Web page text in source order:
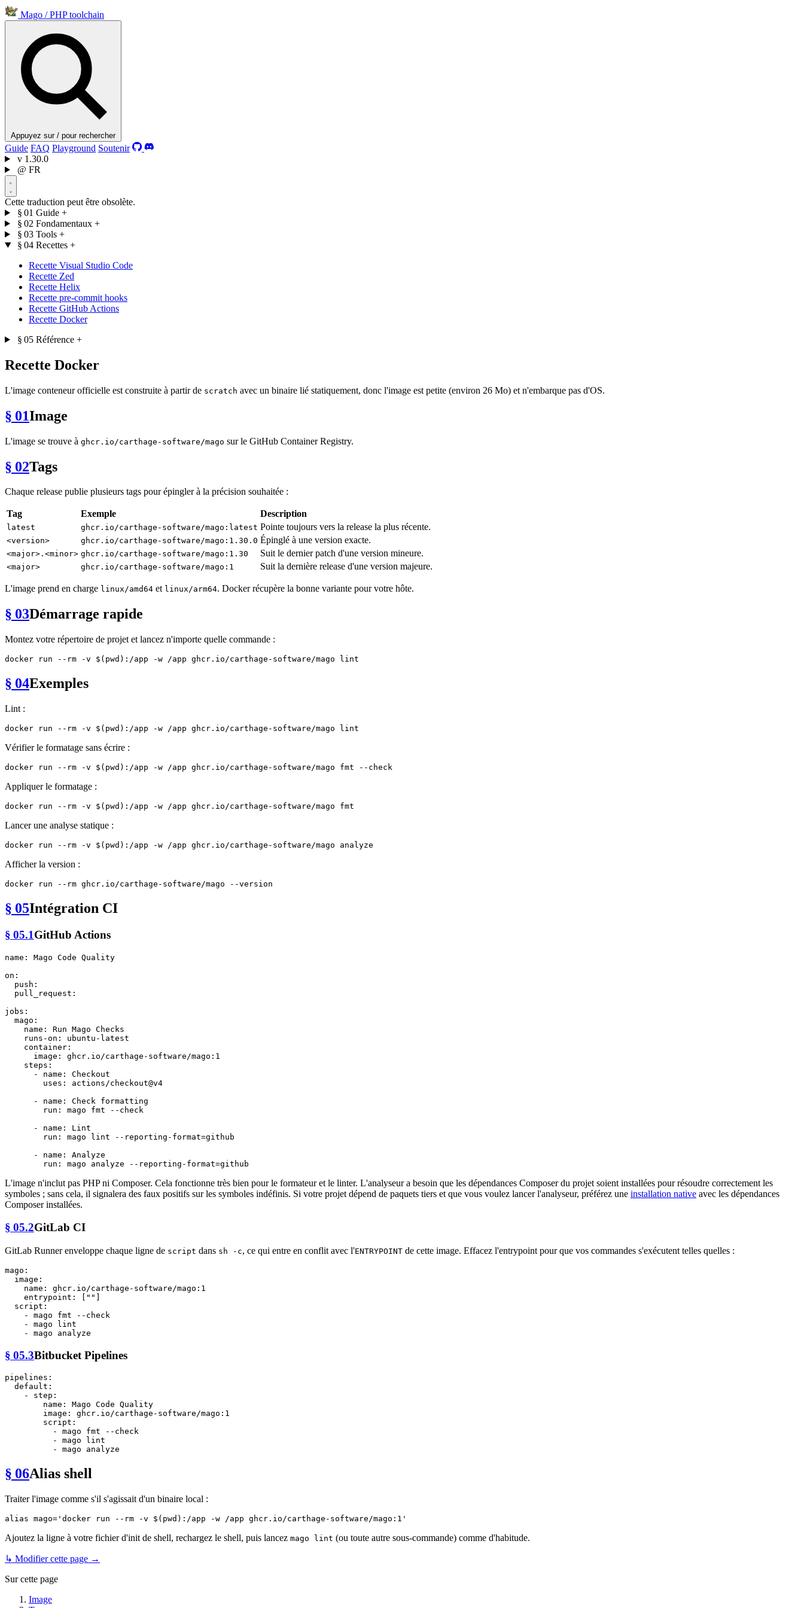
Mago / PHP toolchain
Appuyez sur / pour rechercher
Guide FAQ Playground Soutenir
v 1.30.0
@ FR
Cette traduction peut être obsolète.
§ 01 Guide +
§ 02 Fondamentaux +
§ 03 Tools +
§ 04 Recettes +
Recette Visual Studio Code
Recette Zed
Recette Helix
Recette pre-commit hooks
Recette GitHub Actions
Recette Docker
§ 05 Référence +
Recette Docker
L'image conteneur officielle est construite à partir de scratch avec un binaire lié statiquement, donc l'image est petite (environ 26 Mo) et n'embarque pas d'OS.
§ 01Image
L'image se trouve à ghcr.io/carthage-software/mago sur le GitHub Container Registry.
§ 02Tags
Chaque release publie plusieurs tags pour épingler à la précision souhaitée :
Tag Exemple Description
latest ghcr.io/carthage-software/mago:latest Pointe toujours vers la release la plus récente.
<version> ghcr.io/carthage-software/mago:1.30.0 Épinglé à une version exacte.
<major>.<minor> ghcr.io/carthage-software/mago:1.30 Suit le dernier patch d'une version mineure.
<major> ghcr.io/carthage-software/mago:1 Suit la dernière release d'une version majeure.
L'image prend en charge linux/amd64 et linux/arm64. Docker récupère la bonne variante pour votre hôte.
§ 03Démarrage rapide
Montez votre répertoire de projet et lancez n'importe quelle commande :
docker run -- rm -v $( pwd
§ 04Exemples
Lint :
docker run -- rm -v $( pwd
Vérifier le formatage sans écrire :
docker run -- rm -v $( pwd ):/app -w /app ghcr.io/carthage-software/mago fmt
Appliquer le formatage :
docker run -- rm -v $( pwd ):/app -w /app ghcr.io/carthage-software/mago fmt
Lancer une analyse statique :
docker run -- rm -v $( pwd
Afficher la version :
docker run -- rm
§ 05Intégration CI
§ 05.1GitHub Actions
name: Mago Code Quality
on:
push:
pull_request:
jobs:
mago:
name:
Run Mago Checks
runs-on:
ubuntu-latest
container:
image:
ghcr.io/carthage-software/mago:1
steps:
-
name:
Checkout
uses:
actions/checkout@v4
-
name: Check
formatting
run:
mago fmt
--check
-
name:
Lint
run:
mago lint
--reporting-format=github
-
name:
Analyze
run:
mago analyze --reporting-format=github
L'image n'inclut pas PHP ni Composer. Cela fonctionne très bien pour le formateur et le linter. L'analyseur a besoin que les dépendances Composer du projet soient installées pour résoudre correctement les
symboles ; sans cela, il signalera des faux positifs sur les symboles indéfinis. Si votre projet dépend de paquets tiers et que vous voulez lancer l'analyseur, préférez une installation native avec les dépendances
Composer installées.
§ 05.2GitLab CI
GitLab Runner enveloppe chaque ligne de script dans sh -c, ce qui entre en conflit avec l'ENTRYPOINT de cette image. Effacez l'entrypoint pour que vos commandes s'exécutent telles quelles :
mago:
image:
name:
ghcr.io/carthage-software/mago:1
entrypoint:
""
script:
-
mago fmt
--check
-
mago
lint
-
mago analyze
§ 05.3Bitbucket Pipelines
pipelines:
default:
-
step:
name:
Mago Code Quality
image:
ghcr.io/carthage-software/mago:1
script:
-
mago fmt
--check
-
mago
lint
-
mago analyze
§ 06Alias shell
Traiter l'image comme s'il s'agissait d'un binaire local :
alias mago= 'docker run --rm -v $(pwd):/app -w /app ghcr.io/carthage-software/mago:1'
Ajoutez la ligne à votre fichier d'init de shell, rechargez le shell, puis lancez mago lint (ou toute autre sous-commande) comme d'habitude.
↳ Modifier cette page →
Sur cette page
Image